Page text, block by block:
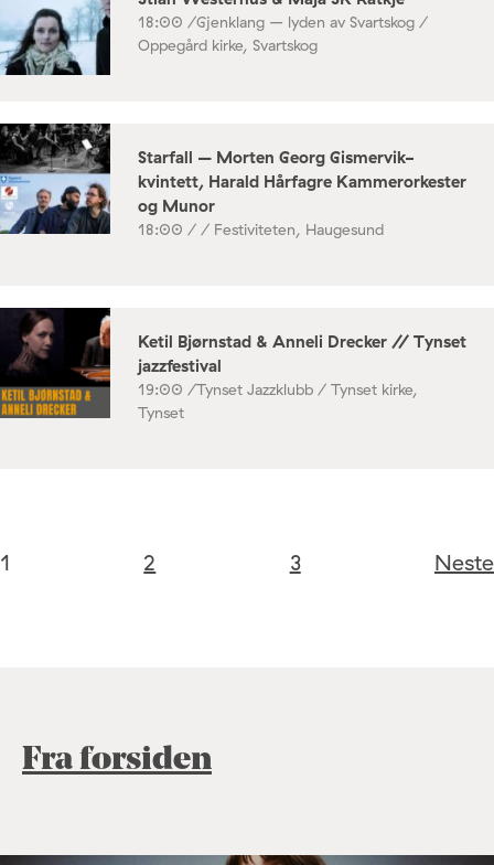
18:00 /Gjenklang – lyden av Svartskog /
Oppegård kirke, Svartskog
Starfall – Morten Georg Gismervik-
kvintett, Harald Hårfagre Kammerorkester
og Munor
18:00 / / Festiviteten, Haugesund
Ketil Bjørnstad & Anneli Drecker // Tynset
jazzfestival
19:00 /Tynset Jazzklubb / Tynset kirke,
Tynset
1 2 3 Neste
Fra forsiden